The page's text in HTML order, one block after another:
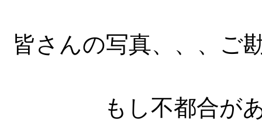
皆さんの写真、、、ご
もし不都合が